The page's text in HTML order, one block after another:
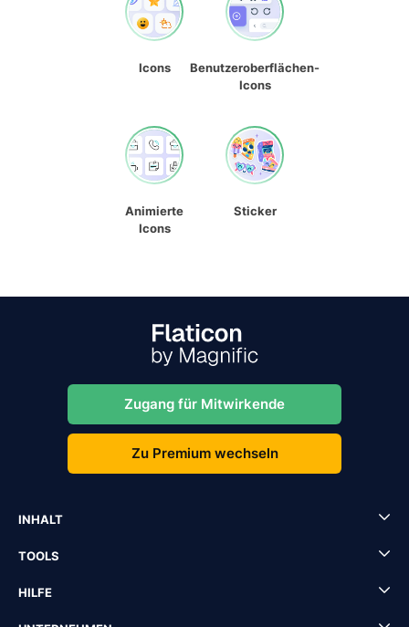
Icons
Benutzeroberflächen-
Icons
Animierte
Icons
Sticker
Zugang für Mitwirkende
Zu Premium wechseln
INHALT
TOOLS
HILFE